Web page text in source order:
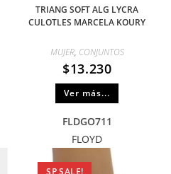
TRIANG SOFT ALG LYCRA
CULOTLES MARCELA KOURY
MUJER, CONJUNTOS
$13.230
Ver más...
FLDGO711
FLOYD
SP SALE!